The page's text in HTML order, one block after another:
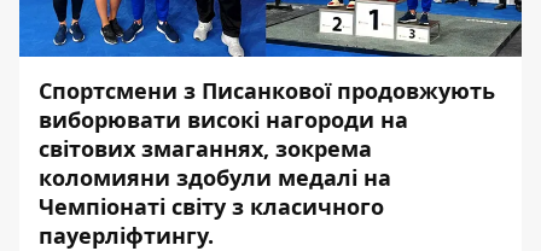
Спортсмени з Писанкової продовжують
виборювати високі нагороди на
світових змаганнях, зокрема
коломияни здобули медалі на
Чемпіонаті світу з класичного
пауерліфтингу.